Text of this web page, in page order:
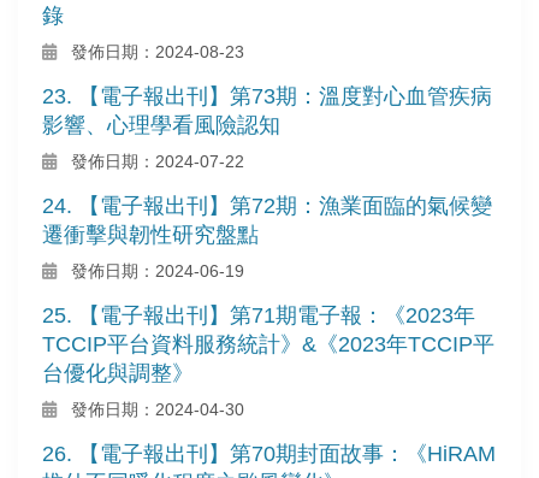
錄
發佈日期：2024-08-23
23. 【電子報出刊】第73期：溫度對心血管疾病
影響、心理學看風險認知
發佈日期：2024-07-22
24. 【電子報出刊】第72期：漁業面臨的氣候變
遷衝擊與韌性研究盤點
發佈日期：2024-06-19
25. 【電子報出刊】第71期電子報：《2023年
TCCIP平台資料服務統計》&《2023年TCCIP平
台優化與調整》
發佈日期：2024-04-30
26. 【電子報出刊】第70期封面故事：《HiRAM